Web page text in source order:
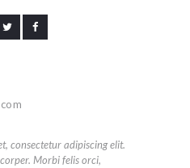
consectetur adipiscing elit.
Morbi felis orci,